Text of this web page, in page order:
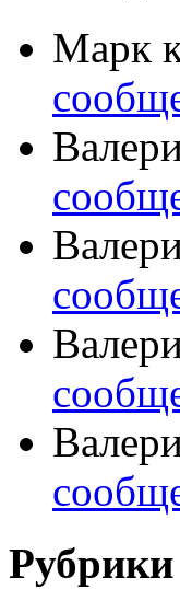
Марк
Рубрики